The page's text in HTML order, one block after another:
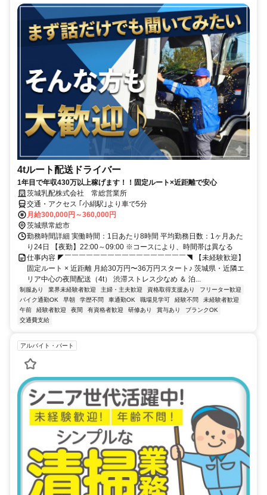
4tルート配送ドライバー
1年目で年収430万以上稼げます！！固定ルート×近距離で安心
茨城乳配株式会社 常総営業所
交通・アクセス ｢小絹駅｣より車で5分
月給300,000円～360,000円
茨城県常総市
勤務時間詳細 実働時間：1日あたり8時間 平均勤務日数：1ヶ月あた
り24日 【夜勤】22:00～09:00 ※コースにより、時間帯は異なる
仕事内容 ◤￣￣￣￣￣￣￣￣￣￣￣￣￣￣￣￣￣◥ 【未経験歓迎】
固定ルート × 近距離 月給30万円〜36万円スタート♪ 茨城県・近隣エ
リア中心の夜間配送（4t） 渋滞ストレス少なめ ＆ 泊...
制服あり 業界未経験者歓迎 主婦・主夫歓迎 資格取得支援あり
フリーター歓迎
バイク通勤OK
早朝 学歴不問 車通勤OK 職場見学可 経験不問
未経験者歓迎
午前
経験者歓迎 夜間 有資格者歓迎 研修あり 賞与あり
ブランクOK
交通費支給
アルバイト・パート